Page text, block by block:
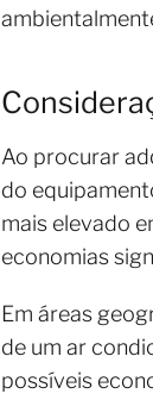
Ao procurar
do
mais elevado
economias
Em áreas
de um ar
possíveis